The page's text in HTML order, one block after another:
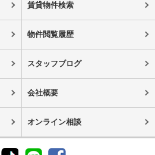
賃貸物件検索
物件閲覧履歴
スタッフブログ
会社概要
オンライン相談